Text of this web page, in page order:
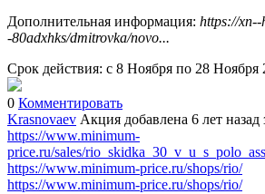
Дополнительная информация: https://xn--
-80adxhks/dmitrovka/novo...
Срок действия: с 8 Ноября по 28 Ноября
0 Комментировать
Krasnovaev Акция добавлена 6 лет назад
https://www.minimum-
price.ru/sales/
https://www.minimum-price.ru/shops/rio/
https://www.minimum-price.ru/shops/rio/